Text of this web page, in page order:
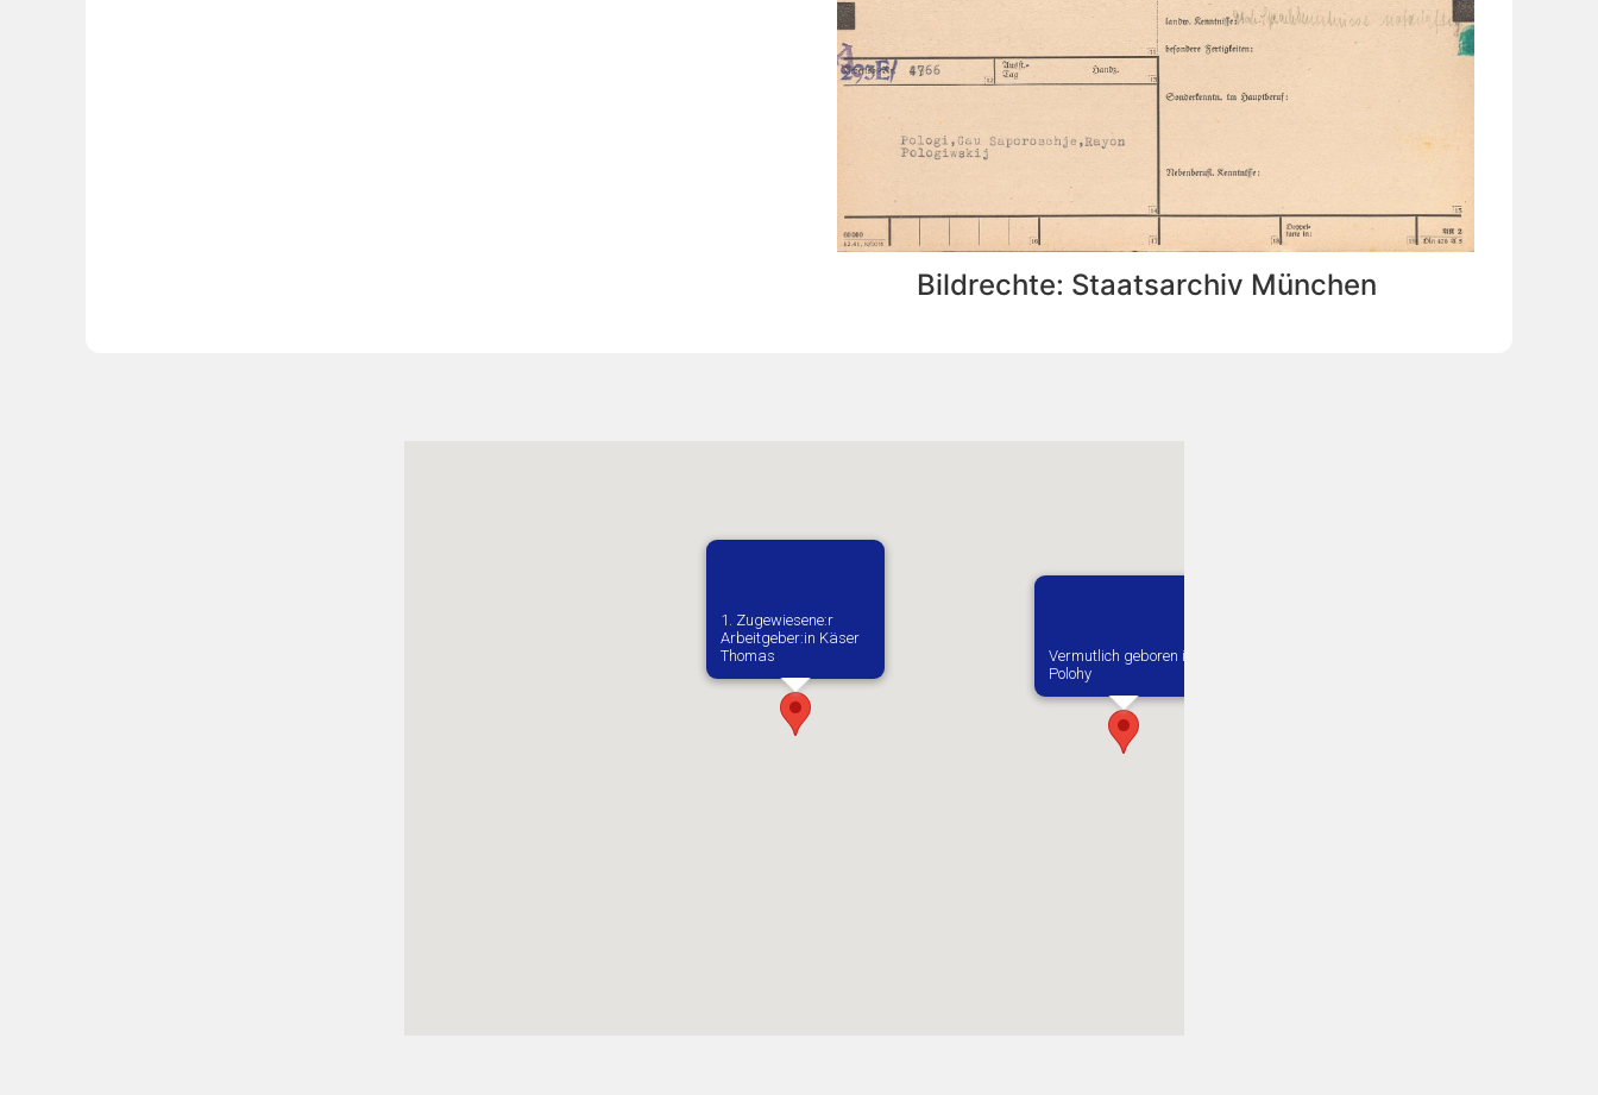
Bildrechte: Staatsarchiv München
Vermutlich geboren in
Polohy
1. Zugewiesene:r
Arbeitgeber:in​ Käser
Thomas